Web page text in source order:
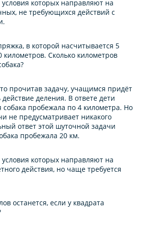
условия которых направляют на
не требующихся действий с
в которой насчитывается 5
километров. Сколько километров
прочитав задачу, учащимся придёт
деления. В ответе дети
собака пробежала по 4 километра. Но
не предусматривает никакого
ответ этой шуточной задачи
пробежала 20 км.
условия которых направляют на
действия, но чаще требуется
останется, если у квадрата